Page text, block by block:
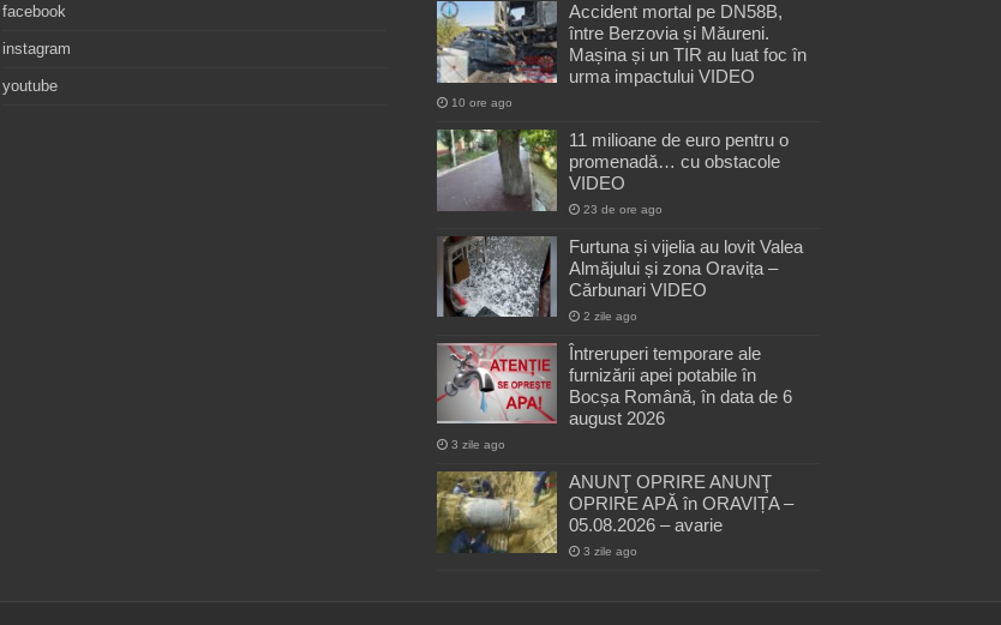
facebook
instagram
youtube
Accident mortal pe DN58B,
între Berzovia și Măureni.
Mașina și un TIR au luat foc în
urma impactului VIDEO
10 ore ago
11 milioane de euro pentru o
promenadă… cu obstacole
VIDEO
23 de ore ago
Furtuna și vijelia au lovit Valea
Almăjului și zona Oravița –
Cărbunari VIDEO
2 zile ago
Întreruperi temporare ale
furnizării apei potabile în
Bocșa Română, în data de 6
august 2026
3 zile ago
ANUNŢ OPRIRE ANUNŢ
OPRIRE APĂ în ORAVIȚA –
05.08.2026 – avarie
3 zile ago